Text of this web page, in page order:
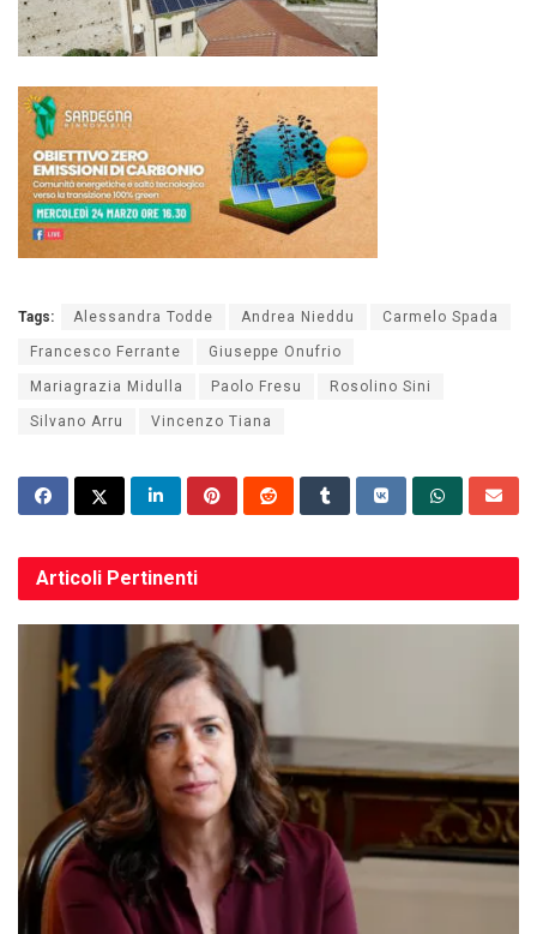
Tags: Alessandra Todde Andrea Nieddu Carmelo Spada
Francesco Ferrante Giuseppe Onufrio
Mariagrazia Midulla Paolo Fresu Rosolino Sini
Silvano Arru Vincenzo Tiana
Articoli Pertinenti